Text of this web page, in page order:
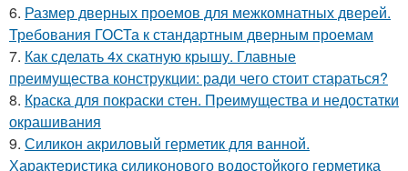
6. Размер дверных проемов для межкомнатных дверей.
Требования ГОСТа к стандартным дверным проемам
7. Как сделать 4х скатную крышу. Главные
преимущества конструкции: ради чего стоит стараться?
8. Краска для покраски стен. Преимущества и недостатки
окрашивания
9. Силикон акриловый герметик для ванной.
Характеристика силиконового водостойкого герметика